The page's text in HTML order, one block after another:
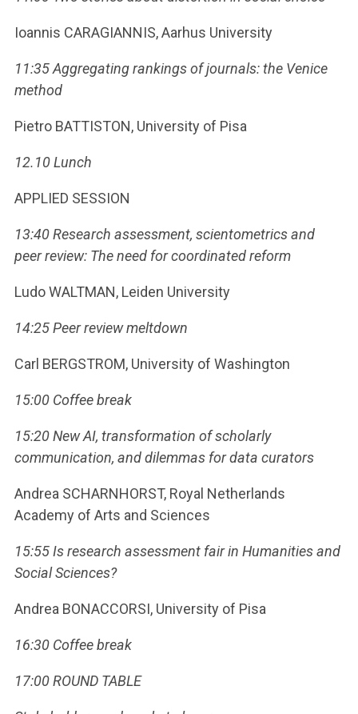
Ioannis CARAGIANNIS, Aarhus University
11:35 Aggregating rankings of journals: the Venice
method
Pietro BATTISTON, University of Pisa
12.10 Lunch
APPLIED SESSION
13:40 Research assessment, scientometrics and
peer review: The need for coordinated reform
Ludo WALTMAN, Leiden University
14:25 Peer review meltdown
Carl BERGSTROM, University of Washington
15:00 Coffee break
15:20 New AI, transformation of scholarly
communication, and dilemmas for data curators
Andrea SCHARNHORST, Royal Netherlands
Academy of Arts and Sciences
15:55 Is research assessment fair in Humanities and
Social Sciences?
Andrea BONACCORSI, University of Pisa
16:30 Coffee break
17:00 ROUND TABLE